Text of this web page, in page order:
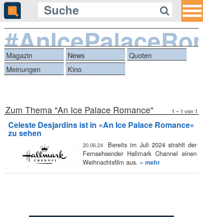
Magazin News
Quoten
Meinungen
Kino
Zum Thema "An Ice Palace Romance" 1 – 1 von 1
Celeste Desjardins ist in «An Ice Palace Romance»
zu sehen
20.06.24
Bereits im Juli 2024 strahlt der
Fernsehsender Hallmark Channel einen
Weihnachtsfilm aus. » mehr